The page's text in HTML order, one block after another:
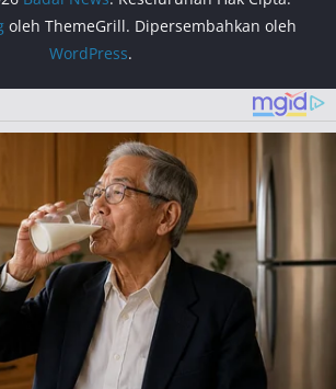
oleh ThemeGrill. Dipersembahkan oleh
WordPress.